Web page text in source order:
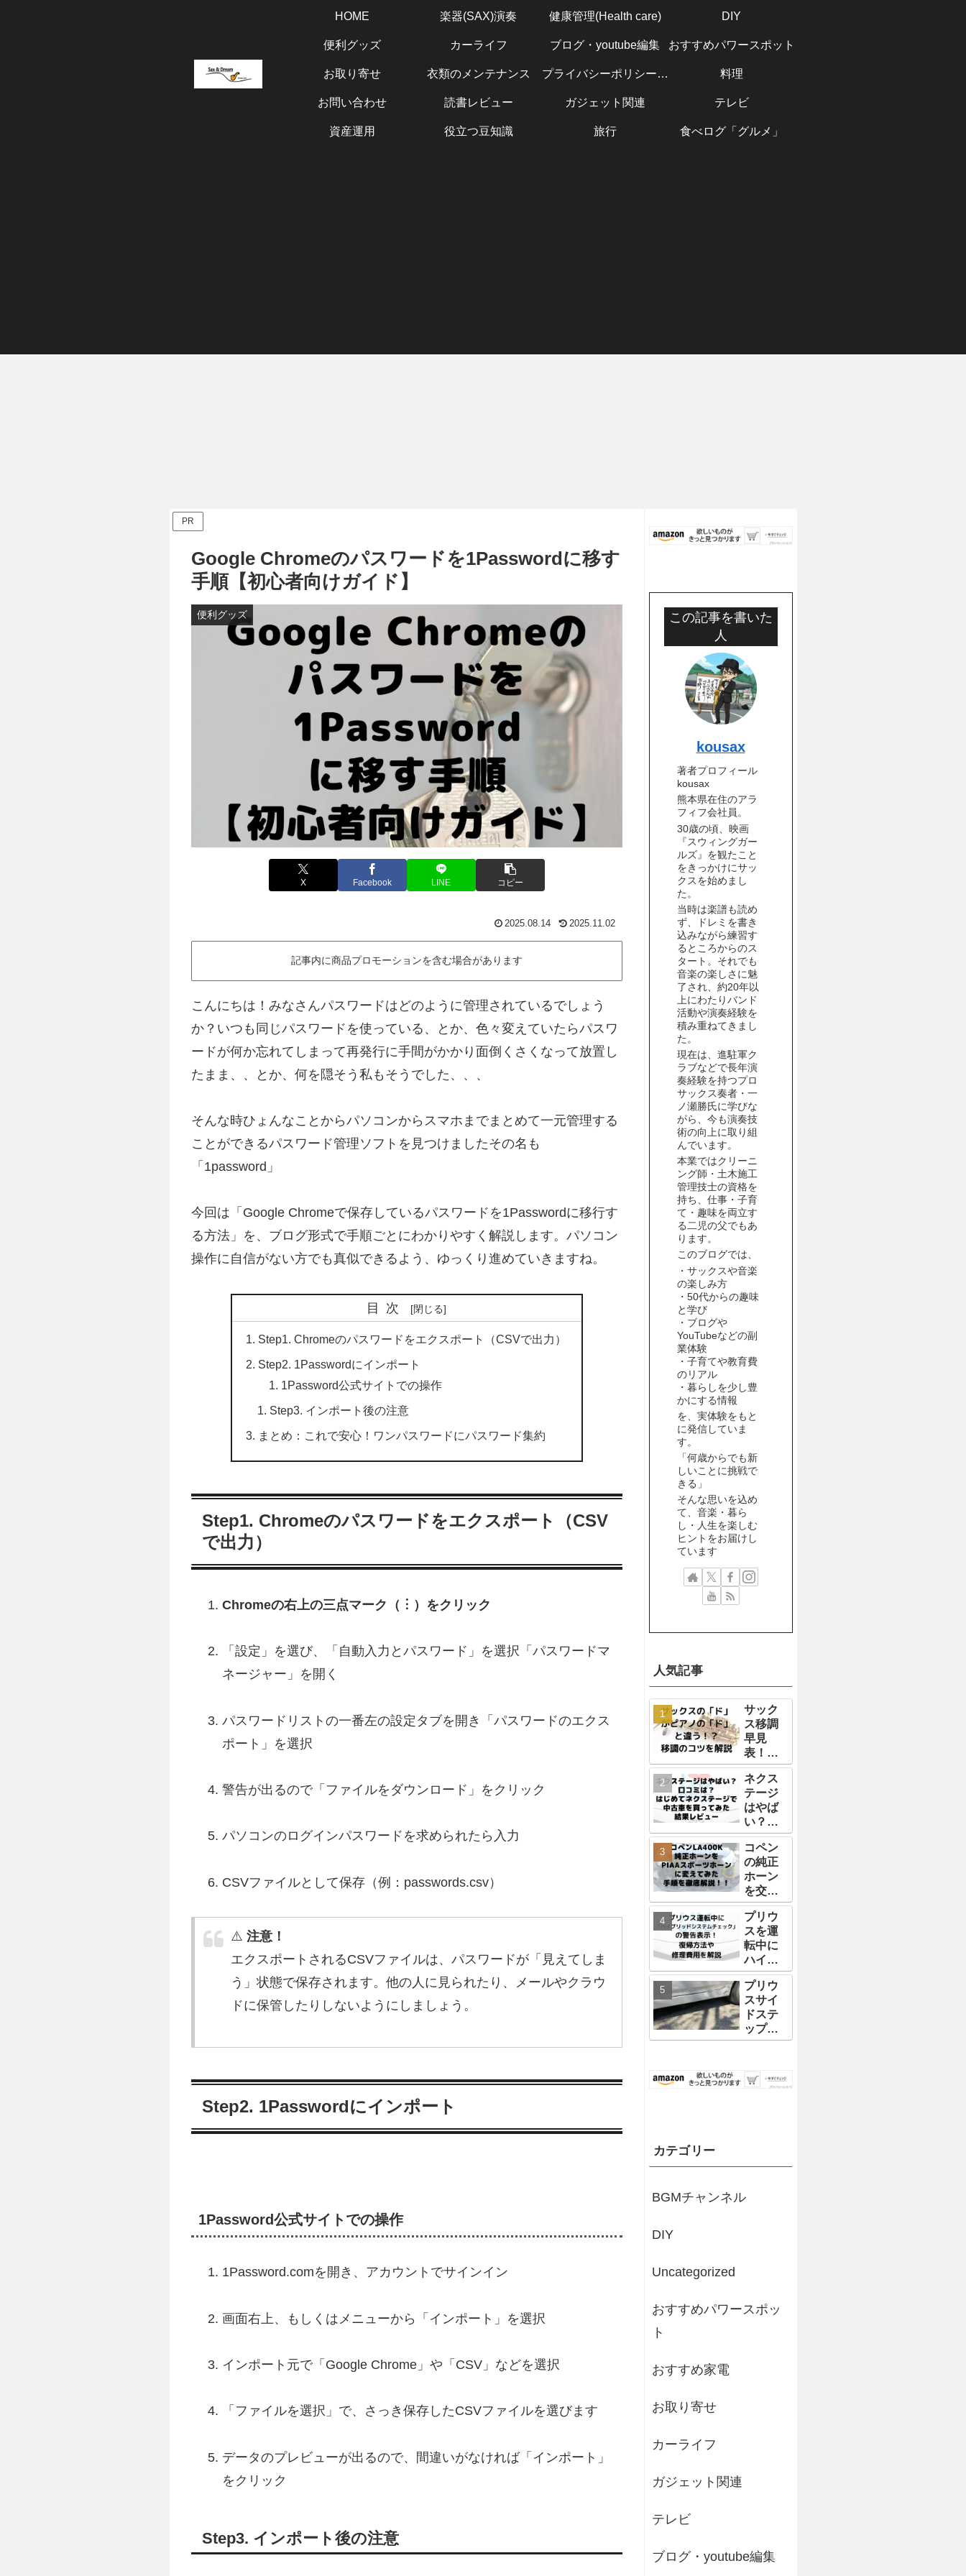
HOME 楽器(SAX)演奏 健康管理(Health care) DIY
便利グッズ カーライフ ブログ・youtube編集 おすすめパワースポット
お取り寄せ 衣類のメンテナンス プライバシーポリシー（Privacy Policy） 料理
お問い合わせ 読書レビュー ガジェット関連 テレビ
資産運用 役立つ豆知識 旅行 食べログ「グルメ」
解説【最安値に
PR
Google Chromeのパスワードを1Passwordに移す
手順【初心者向けガイド】
便利グッズ
X Facebook LINE コピー
2025.08.14 2025.11.02
記事内に商品プロモーションを含む場合があります
こんにちは！みなさんパスワードはどのように管理されているでしょう
か？いつも同じパスワードを使っている、とか、色々変えていたらパスワ
ードが何か忘れてしまって再発行に手間がかかり面倒くさくなって放置し
たまま、、とか、何を隠そう私もそうでした、、、
そんな時ひょんなことからパソコンからスマホまでまとめて一元管理する
ことができるパスワード管理ソフトを見つけましたその名も
「1password」
今回は「Google Chromeで保存しているパスワードを1Passwordに移行す
る方法」を、ブログ形式で手順ごとにわかりやすく解説します。パソコン
操作に自信がない方でも真似できるよう、ゆっくり進めていきますね。
目次
Step1. Chromeのパスワードをエクスポート（CSVで出力）
Step2. 1Passwordにインポート
1Password公式サイトでの操作
Step3. インポート後の注意
まとめ：これで安心！ワンパスワードにパスワード集約
Step1. Chromeのパスワードをエクスポート（CSV
で出力）
Chromeの右上の三点マーク（︙）をクリック
「設定」を選び、「自動入力とパスワード」を選択「パスワードマ
ネージャー」を開く
パスワードリストの一番左の設定タブを開き「パスワードのエクス
ポート」を選択
警告が出るので「ファイルをダウンロード」をクリック
パソコンのログインパスワードを求められたら入力
CSVファイルとして保存（例：passwords.csv）
⚠️ 注意！
エクスポートされるCSVファイルは、パスワードが「見えてしま
う」状態で保存されます。他の人に見られたり、メールやクラウ
ドに保管したりしないようにしましょう。
Step2. 1Passwordにインポート
1Password公式サイトでの操作
1Password.comを開き、アカウントでサインイン
画面右上、もしくはメニューから「インポート」を選択
インポート元で「Google Chrome」や「CSV」などを選択
「ファイルを選択」で、さっき保存したCSVファイルを選びます
データのプレビューが出るので、間違いがなければ「インポート」
をクリック
Step3. インポート後の注意
この記事を書いた
人
kousax
著者プロフィール
kousax
熊本県在住のアラ
フィフ会社員。
30歳の頃、映画
『スウィングガー
ルズ』を観たこと
をきっかけにサッ
クスを始めまし
た。
当時は楽譜も読め
ず、ドレミを書き
込みながら練習す
るところからのス
タート。それでも
音楽の楽しさに魅
了され、約20年以
上にわたりバンド
活動や演奏経験を
積み重ねてきまし
た。
現在は、進駐軍ク
ラブなどで長年演
奏経験を持つプロ
サックス奏者・一
ノ瀬勝氏に学びな
がら、今も演奏技
術の向上に取り組
んでいます。
本業ではクリーニ
ング師・土木施工
管理技士の資格を
持ち、仕事・子育
て・趣味を両立す
る二児の父でもあ
ります。
このブログでは、
・サックスや音楽
の楽しみ方
・50代からの趣味
と学び
・ブログや
YouTubeなどの副
業体験
・子育てや教育費
のリアル
・暮らしを少し豊
かにする情報
を、実体験をもと
に発信していま
す。
「何歳からでも新
しいことに挑戦で
きる」
そんな思いを込め
て、音楽・暮ら
し・人生を楽しむ
ヒントをお届けし
ています
人気記事
サック
ス移調
早見
表！サ
ックス
の
「ド」
はピア
ノやギ
ターの
「ド」
と違う
の？？
移調の
コツを
徹底解
説！
ネクス
テージ
はやば
い？口
コミ
は？は
じめて
ネクス
テージ
で中古
車を買
ってみ
た結果
レビュ
ー
コペン
の純正
ホーン
を交換
する方
法を徹
底解
説！！
おすす
めホー
ンもご
紹介！
プリウ
スを運
転中に
ハイブ
リッド
システ
ムチェ
ックの
警告表
法や修
理費用
プリウ
スサイ
ドステ
ップに
傷が…
用の相
場や自
安値に
カテゴリー
BGMチャンネル
DIY
Uncategorized
おすすめパワースポッ
ト
おすすめ家電
お取り寄せ
カーライフ
ガジェット関連
テレビ
ブログ・youtube編集